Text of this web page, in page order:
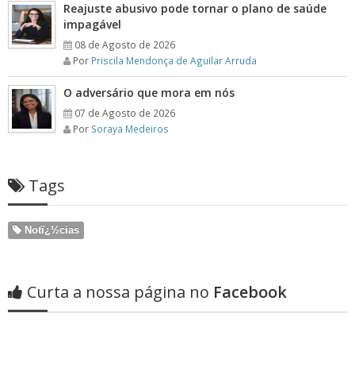
Reajuste abusivo pode tornar o plano de saúde
impagável
08 de Agosto de 2026
Por Priscila Mendonça de Aguilar Arruda
O adversário que mora em nós
07 de Agosto de 2026
Por Soraya Medeiros
Tags
Notï¿½cias
Curta a nossa página no Facebook